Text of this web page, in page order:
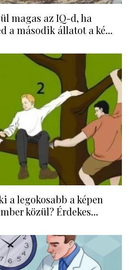
magas az IQ-d, ha
a második állatot a ké...
a legokosabb a képen
közül? Érdekes...